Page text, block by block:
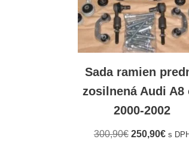
Sada ramien
zosilnená Audi A8
2000-2002
300,90€ 250,90€ s